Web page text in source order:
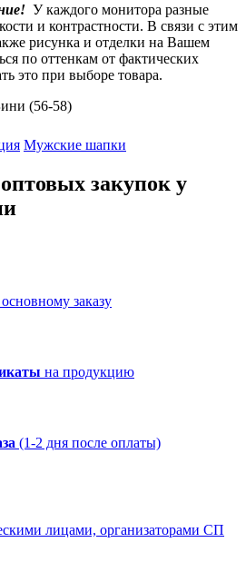
У каждого монитора разные
и контрастности. В связи с этим
рисунка и отделки на Вашем
по оттенкам от фактических
это при выборе товара.
(56-58)
Мужские шапки
закупок у
заказу
на продукцию
(1-2 дня после оплаты)
лицами, организаторами СП